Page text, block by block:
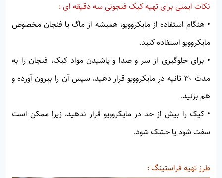
نکات ایمنی برای تهیه کیک فنجونی سه دقیقه ای :
• هنگام استفاده از مایکروویو، همیشه از ماگ یا فنجان مخصوص
مایکروویو استفاده کنید.
• برای جلوگیری از سر و صدا و پاشیدن مواد کیک، فنجان را به
مدت 30 ثانیه در مایکروویو قرار دهید، سپس آن را بیرون آورده و
هم بزنید.
• کیک را بیش از حد در مایکروویو قرار ندهید، زیرا ممکن است
سفت شود یا خشک شود.
طرز تهیه فراستینگ :